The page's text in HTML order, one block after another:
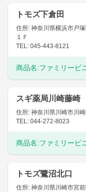
トモズ下倉田
住所: 神奈川県横浜市戸
１Ｆ
TEL: 045-443-8121
商品名:ファミリービ
スギ薬局川崎藤崎
住所: 神奈川県川崎市川
TEL: 044-272-8023
商品名:ファミリービ
トモズ鷺沼北口
住所: 神奈川県川崎市宮